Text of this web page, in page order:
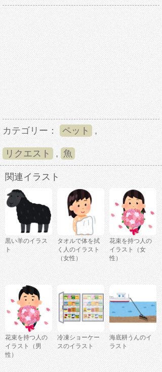
カテゴリー： ペット ,
リクエスト , 魚
関連イラスト
黒い羊のイラス
ト
タオルで体を拭
く人のイラスト
（女性）
花束を持つ人の
イラスト（女
性）
花束を持つ人の
イラスト（男
性）
冷凍ショーケー
スのイラスト
海底耕うんのイ
ラスト